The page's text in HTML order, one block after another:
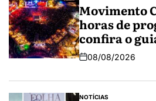
Movimento
horas de
confira o
08/08/2026
NOTÍCIAS